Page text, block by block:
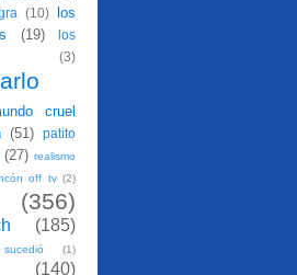
(10) los
(19)
los
(3)
cruel
(51)
patito
(27) realismo
off tv (2)
(356)
(185)
sucedió (1)
(140)